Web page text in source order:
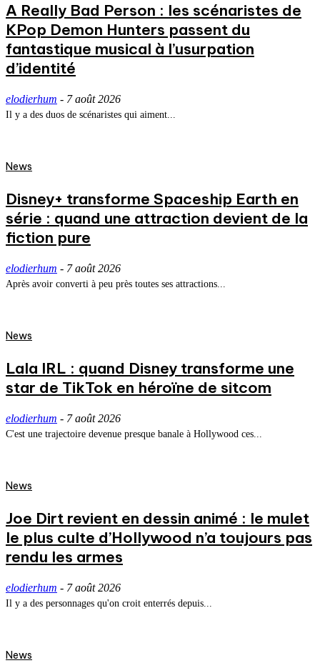
A Really Bad Person : les scénaristes de
KPop Demon Hunters passent du
fantastique musical à l’usurpation
d’identité
elodierhum - 7 août 2026
Il y a des duos de scénaristes qui aiment...
News
Disney+ transforme Spaceship Earth en
série : quand une attraction devient de la
fiction pure
elodierhum - 7 août 2026
Après avoir converti à peu près toutes ses attractions...
News
Lala IRL : quand Disney transforme une
star de TikTok en héroïne de sitcom
elodierhum - 7 août 2026
C'est une trajectoire devenue presque banale à Hollywood ces...
News
Joe Dirt revient en dessin animé : le mulet
le plus culte d’Hollywood n’a toujours pas
rendu les armes
elodierhum - 7 août 2026
Il y a des personnages qu'on croit enterrés depuis...
News